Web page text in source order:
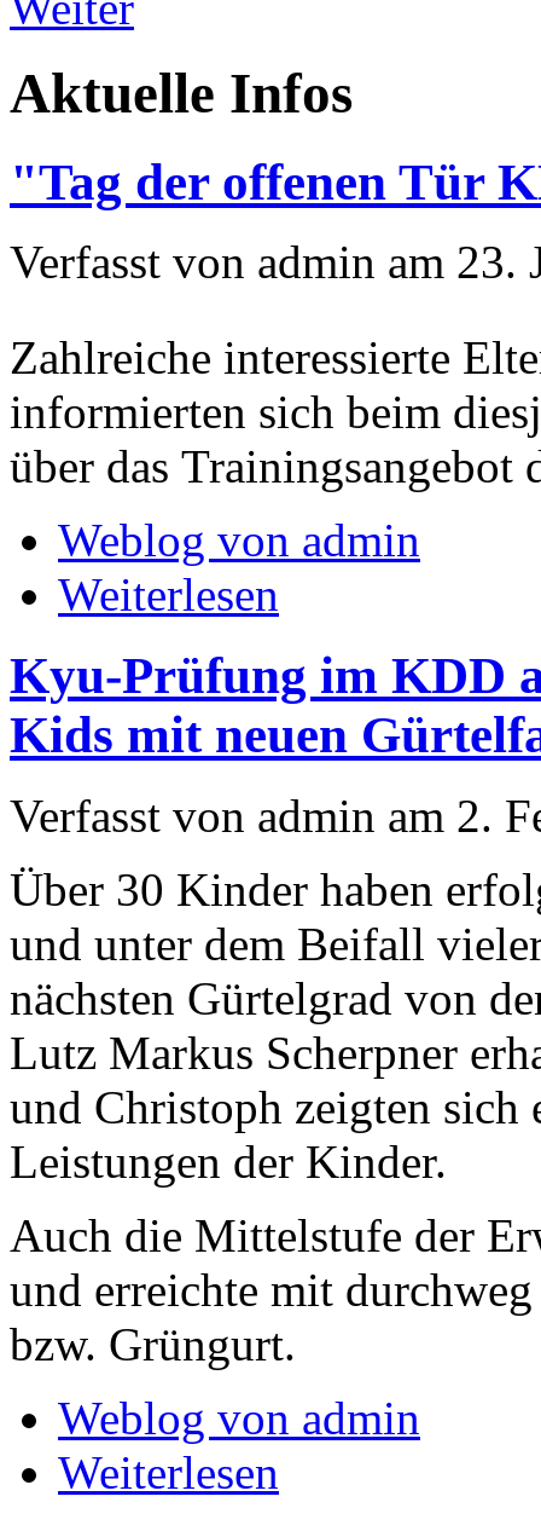
Aktuelle Infos
"Tag der offenen Tür
Verfasst von admin am 23.
Zahlreiche interessierte
informierten sich beim
über das Trainingsangebot
Weblog von admin
Weiterlesen
Kyu-Prüfung im KDD
Kids mit neuen
Verfasst von admin am 2.
Über 30 Kinder haben
und unter dem Beifall
nächsten Gürtelgrad von
Lutz Markus Scherpner
und Christoph zeigten sich
Leistungen der Kinder.
Auch die Mittelstufe der
und erreichte mit
bzw. Grüngurt.
Weblog von admin
Weiterlesen